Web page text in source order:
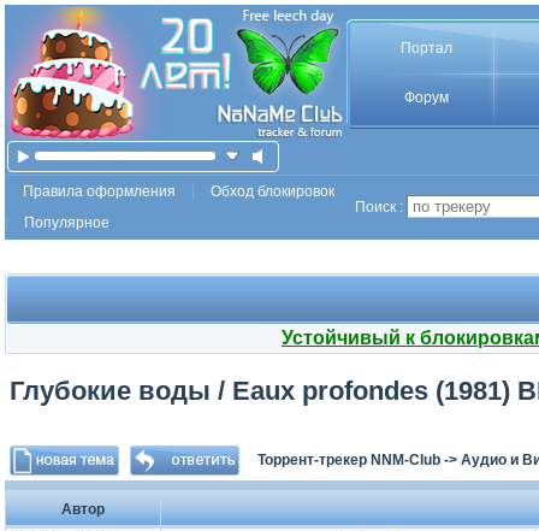
Портал
Форум
Правила оформления
Обход блокировок
Популярное
Поиск :
Устойчивый к
Глубокие воды / Eaux profondes (1981)
Торрент-трекер NNM-Club -> Аудио и
Автор